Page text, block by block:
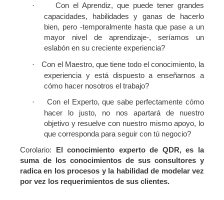
·
Con el Aprendiz, que puede tener grandes
capacidades, habilidades y ganas de hacerlo
bien, pero -temporalmente hasta que pase a un
mayor nivel de aprendizaje-, seríamos un
eslabón en su creciente experiencia?
·
Con el Maestro, que tiene todo el conocimiento, la
experiencia y está dispuesto a enseñarnos a
cómo hacer nosotros el trabajo?
·
Con el Experto, que sabe perfectamente cómo
hacer lo justo, no nos apartará de nuestro
objetivo y resuelve con nuestro mismo apoyo, lo
que corresponda para seguir con tú negocio?
Corolario: El conocimiento experto de QDR, es la
suma de los conocimientos de sus consultores y
radica en los procesos y la habilidad de modelar vez
por vez los requerimientos de sus clientes.